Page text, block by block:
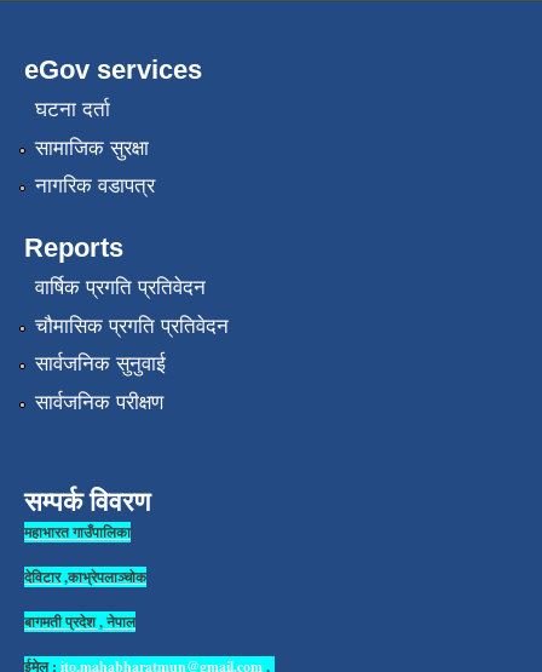
eGov services
घटना दर्ता
सामाजिक सुरक्षा
नागरिक वडापत्र
Reports
वार्षिक प्रगति प्रतिवेदन
चौमासिक प्रगति प्रतिवेदन
सार्वजनिक सुनुवाई
सार्वजनिक परीक्षण
सम्पर्क विवरण
महाभारत गाउँपालिका
देविटार ,काभ्रेपलाञ्चोक
बागमती प्रदेश , नेपाल
ईमेल : ito.mahabharatmun@gmail.com,